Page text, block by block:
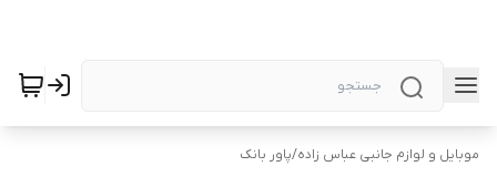
موبایل و لوازم جانبی عباس زاده/پاور بانک